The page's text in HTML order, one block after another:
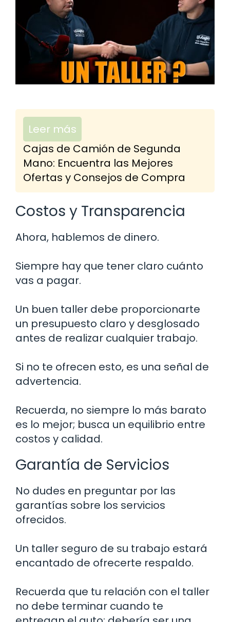
Leer más
Cajas de Camión de Segunda
Mano: Encuentra las Mejores
Ofertas y Consejos de Compra
Costos y Transparencia
Ahora, hablemos de dinero.
Siempre hay que tener claro cuánto
vas a pagar.
Un buen taller debe proporcionarte
un presupuesto claro y desglosado
antes de realizar cualquier trabajo.
Si no te ofrecen esto, es una señal de
advertencia.
Recuerda, no siempre lo más barato
es lo mejor; busca un equilibrio entre
costos y calidad.
Garantía de Servicios
No dudes en preguntar por las
garantías sobre los servicios
ofrecidos.
Un taller seguro de su trabajo estará
encantado de ofrecerte respaldo.
Recuerda que tu relación con el taller
no debe terminar cuando te